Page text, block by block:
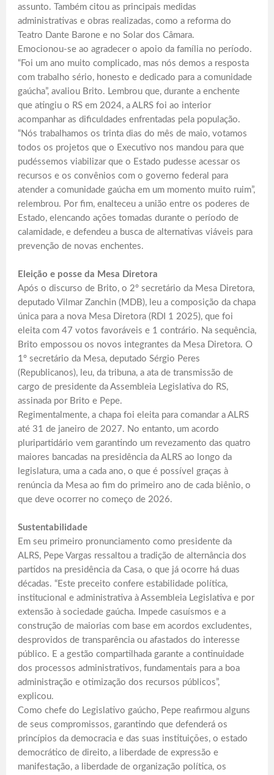
assunto. Também citou as principais medidas
administrativas e obras realizadas, como a reforma do
Teatro Dante Barone e no Solar dos Câmara.
Emocionou-se ao agradecer o apoio da família no período.
“Foi um ano muito complicado, mas nós demos a resposta
com trabalho sério, honesto e dedicado para a comunidade
gaúcha”, avaliou Brito. Lembrou que, durante a enchente
que atingiu o RS em 2024, a ALRS foi ao interior
acompanhar as dificuldades enfrentadas pela população.
“Nós trabalhamos os trinta dias do mês de maio, votamos
todos os projetos que o Executivo nos mandou para que
pudéssemos viabilizar que o Estado pudesse acessar os
recursos e os convênios com o governo federal para
atender a comunidade gaúcha em um momento muito ruim”,
relembrou. Por fim, enalteceu a união entre os poderes de
Estado, elencando ações tomadas durante o período de
calamidade, e defendeu a busca de alternativas viáveis para
prevenção de novas enchentes.
Eleição e posse da Mesa Diretora
Após o discurso de Brito, o 2º secretário da Mesa Diretora,
deputado Vilmar Zanchin (MDB), leu a composição da chapa
única para a nova Mesa Diretora (RDI 1 2025), que foi
eleita com 47 votos favoráveis e 1 contrário. Na sequência,
Brito empossou os novos integrantes da Mesa Diretora. O
1º secretário da Mesa, deputado Sérgio Peres
(Republicanos), leu, da tribuna, a ata de transmissão de
cargo de presidente da Assembleia Legislativa do RS,
assinada por Brito e Pepe.
Regimentalmente, a chapa foi eleita para comandar a ALRS
até 31 de janeiro de 2027. No entanto, um acordo
pluripartidário vem garantindo um revezamento das quatro
maiores bancadas na presidência da ALRS ao longo da
legislatura, uma a cada ano, o que é possível graças à
renúncia da Mesa ao fim do primeiro ano de cada biênio, o
que deve ocorrer no começo de 2026.
Sustentabilidade
Em seu primeiro pronunciamento como presidente da
ALRS, Pepe Vargas ressaltou a tradição de alternância dos
partidos na presidência da Casa, o que já ocorre há duas
décadas. “Este preceito confere estabilidade política,
institucional e administrativa à Assembleia Legislativa e por
extensão à sociedade gaúcha. Impede casuísmos e a
construção de maiorias com base em acordos excludentes,
desprovidos de transparência ou afastados do interesse
público. E a gestão compartilhada garante a continuidade
dos processos administrativos, fundamentais para a boa
administração e otimização dos recursos públicos”,
explicou.
Como chefe do Legislativo gaúcho, Pepe reafirmou alguns
de seus compromissos, garantindo que defenderá os
princípios da democracia e das suas instituições, o estado
democrático de direito, a liberdade de expressão e
manifestação, a liberdade de organização política, os